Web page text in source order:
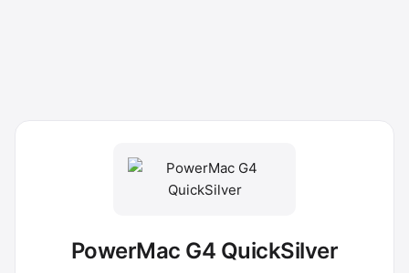
PowerMac G4 QuickSilver